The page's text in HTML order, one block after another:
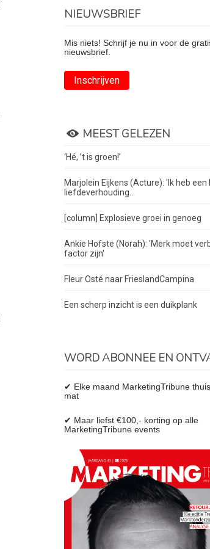
NIEUWSBRIEF
Mis niets! Schrijf je nu in voor de
nieuwsbrief.
Inschrijven
MEEST GELEZEN
‘Hé, ’t is groen!’
Marjolein Eijkens (Acture): 'Ik heb een
liefdeverhouding...
[column] Explosieve groei in genoeg
Ankie Hofste (Norah): 'Merk moet
factor zijn'
Fleur Osté naar FrieslandCampina
Een scherp inzicht is een duikplank
WORD ABONNEE EN
✔ Elke maand MarketingTribune
mat
✔ Maar liefst €100,- korting op alle
MarketingTribune events